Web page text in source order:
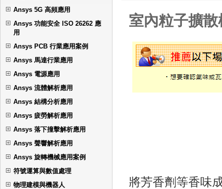
Ansys 5G 高頻應用
Ansys 功能安全 ISO 26262 應
用
Ansys PCB 行業應用案例
Ansys 馬達行業應用
Ansys 電源應用
Ansys 流體解析應用
Ansys 結構分析應用
Ansys 疲勞解析應用
Ansys 落下撞擊解析應用
Ansys 聲響解析應用
Ansys 旋轉機械應用案例
符號運算與數值處理
物理建模與機器人
室內粒子擴
將芳香劑等香味